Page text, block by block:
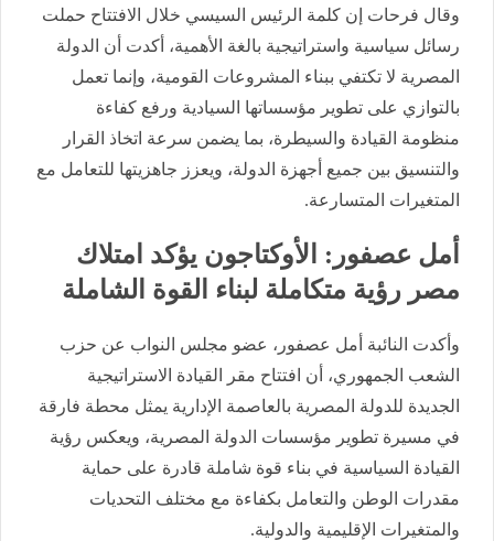
وقال فرحات إن كلمة الرئيس السيسي خلال الافتتاح حملت
رسائل سياسية واستراتيجية بالغة الأهمية، أكدت أن الدولة
المصرية لا تكتفي ببناء المشروعات القومية، وإنما تعمل
بالتوازي على تطوير مؤسساتها السيادية ورفع كفاءة
منظومة القيادة والسيطرة، بما يضمن سرعة اتخاذ القرار
والتنسيق بين جميع أجهزة الدولة، ويعزز جاهزيتها للتعامل مع
المتغيرات المتسارعة.
أمل عصفور: الأوكتاجون يؤكد امتلاك
مصر رؤية متكاملة لبناء القوة الشاملة
وأكدت النائبة أمل عصفور، عضو مجلس النواب عن حزب
الشعب الجمهوري، أن افتتاح مقر القيادة الاستراتيجية
الجديدة للدولة المصرية بالعاصمة الإدارية يمثل محطة فارقة
في مسيرة تطوير مؤسسات الدولة المصرية، ويعكس رؤية
القيادة السياسية في بناء قوة شاملة قادرة على حماية
مقدرات الوطن والتعامل بكفاءة مع مختلف التحديات
والمتغيرات الإقليمية والدولية.